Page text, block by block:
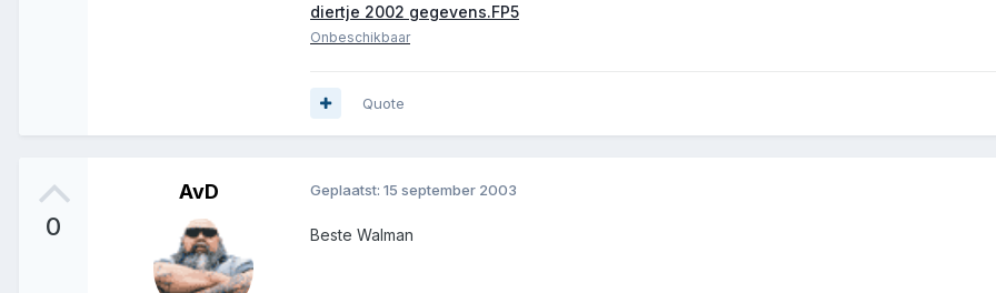
diertje 2002 gegevens.FP5
Onbeschikbaar
Quote
0
AvD Geplaatst: 15 september 2003
Beste Walman